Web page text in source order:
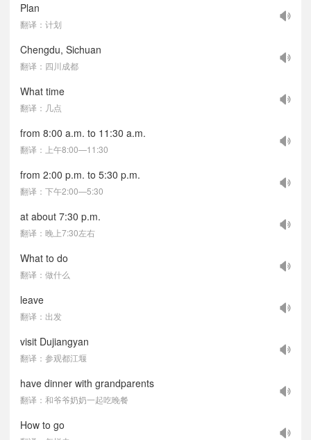
Plan
翻译：计划
Chengdu, Sichuan
翻译：四川成都
What time
翻译：几点
from 8:00 a.m. to 11:30 a.m.
翻译：上午8:00—11:30
from 2:00 p.m. to 5:30 p.m.
翻译：下午2:00—5:30
at about 7:30 p.m.
翻译：晚上7:30左右
What to do
翻译：做什么
leave
翻译：出发
visit Dujiangyan
翻译：参观都江堰
have dinner with grandparents
翻译：和爷爷奶奶一起吃晚餐
How to go